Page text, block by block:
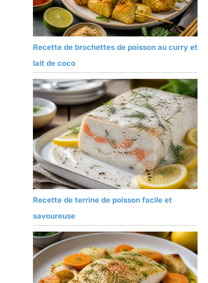
Recette de brochettes de poisson au curry et
lait de coco
Recette de terrine de poisson facile et
savoureuse